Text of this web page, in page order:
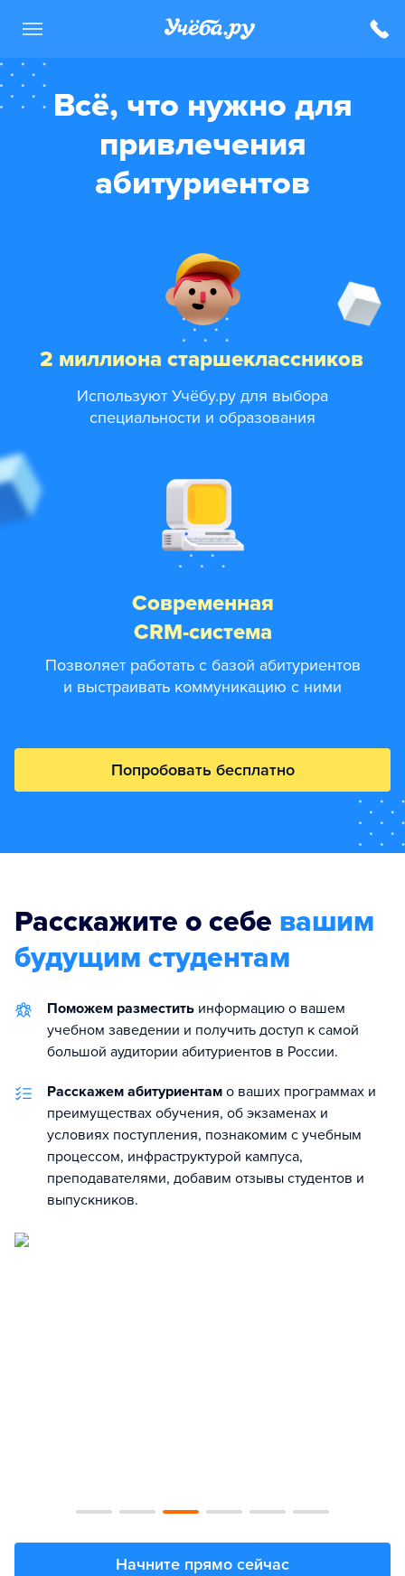
Всё, что нужно для
привлечения
абитуриентов
2 миллиона старшеклассников
Используют Учёбу.ру для выбора
специальности и образования
Современная
CRM-система
Позволяет работать с базой абитуриентов
и выстраивать коммуникацию с ними
Попробовать бесплатно
Расскажите о себе вашим
будущим студентам
Поможем разместить информацию о вашем
учебном заведении и получить доступ к самой
большой аудитории абитуриентов в России.
Расскажем абитуриентам о ваших программах и
преимуществах обучения, об экзаменах и
условиях поступления, познакомим с учебным
процессом, инфраструктурой кампуса,
преподавателями, добавим отзывы студентов и
выпускников.
Начните прямо сейчас